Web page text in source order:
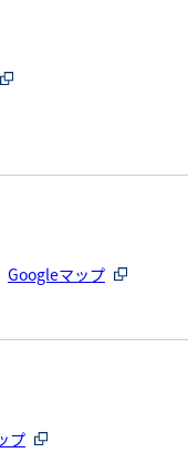
Googleマップ
プ